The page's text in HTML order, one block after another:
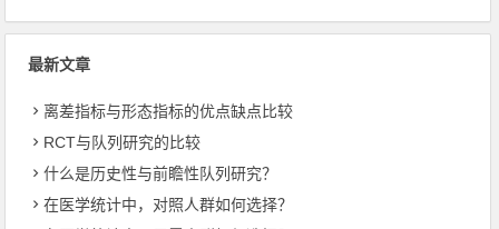
最新文章
离差指标与形态指标的优点缺点比较
RCT与队列研究的比较
什么是历史性与前瞻性队列研究？
在医学统计中，对照人群如何选择？